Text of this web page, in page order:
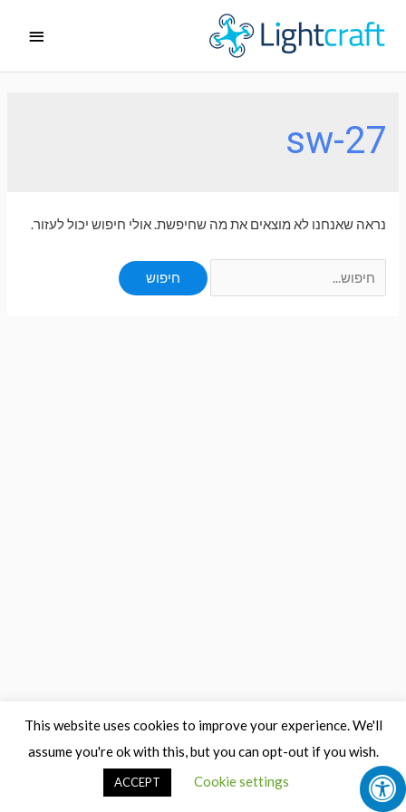
לתוכן
ראשי
sw-27
נראה שאנחנו לא מוצאים את מה שחיפשת. אולי חיפוש יכול לעזור.
for:
This website uses cookies to improve your experience. We'll
assume you're ok with this, but you can opt-out if you wish.
Cookie settings
ACCEPT